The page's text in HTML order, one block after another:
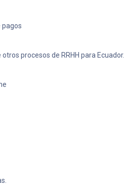
pagos
procesos de RRHH para Ecuador.